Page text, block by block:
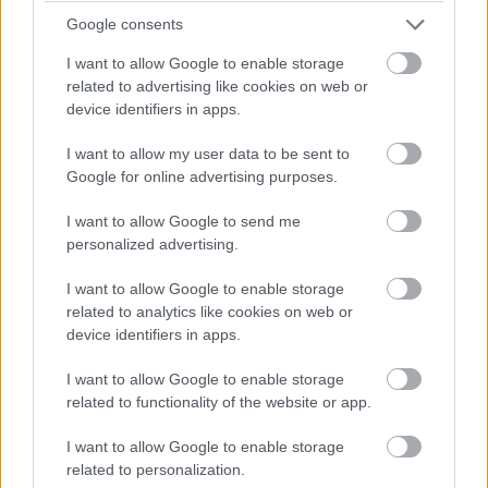
Google consents
I want to allow Google to enable storage
related to advertising like cookies on web or
device identifiers in apps.
I want to allow my user data to be sent to
Google for online advertising purposes.
I want to allow Google to send me
personalized advertising.
I want to allow Google to enable storage
related to analytics like cookies on web or
device identifiers in apps.
I want to allow Google to enable storage
related to functionality of the website or app.
I want to allow Google to enable storage
related to personalization.
Globális beállításként érhető el az FSR 3 és a hozzá tartozó
FMF (Fluid Motion Frames) funkció, a HYPR-RX
még tesztelés alatt álló driver azonban itt-ott furcsa
eredményeket produkál
Radeon tulajdonosoknál is kiverheti az fps-plafont, ám a
tudás egyelőre szinte csak elméleti síkon nevezhető
késznek, mindössze két játék tartalmazza kódszinten az
FSR 3-at és az ahhoz kötődő képkocka-generálást, és